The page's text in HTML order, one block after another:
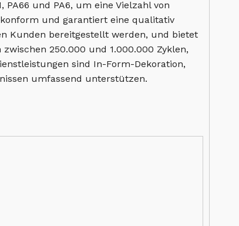
PA66 und PA6, um eine Vielzahl von
und garantiert eine qualitativ
Kunden bereitgestellt werden, und bietet
250.000 und 1.000.000 Zyklen,
sind In-Form-Dekoration,
umfassend unterstützen.